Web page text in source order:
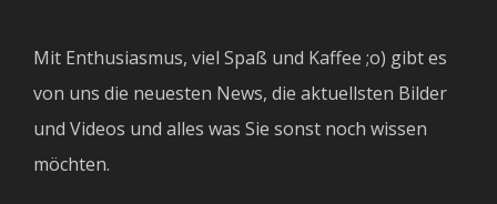
Mit Enthusiasmus, viel Spaß und Kaffee ;o) gibt es
von uns die neuesten News, die aktuellsten Bilder
und Videos und alles was Sie sonst noch wissen
möchten.